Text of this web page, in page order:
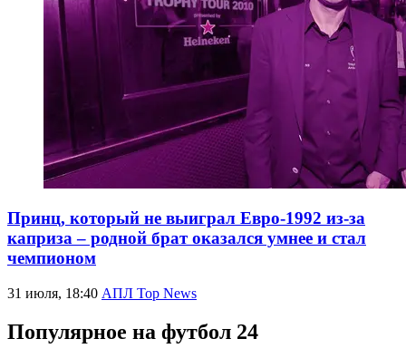
Принц, который не выиграл Евро-1992 из-за
каприза – родной брат оказался умнее и стал
чемпионом
31 июля, 18:40 АПЛ Top News
Популярное на футбол 24